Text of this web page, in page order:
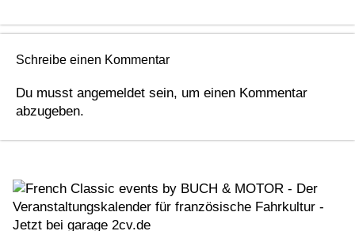
Schreibe einen Kommentar
Du musst angemeldet sein, um einen Kommentar
abzugeben.